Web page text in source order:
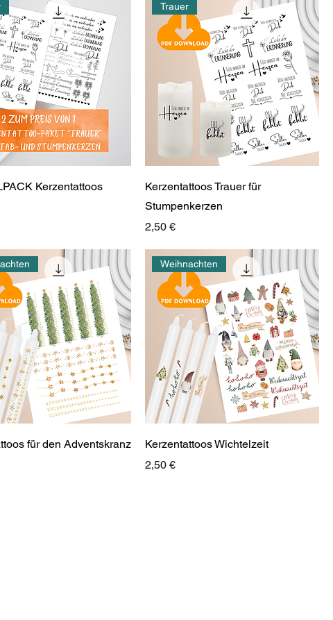
Kerzentattoos
Trauer
Kerzentattoos Trauer für
Stumpenkerzen
Preis
2,50 €
für den Adventskranz
Weihnachten
Kerzentattoos Wichtelzeit
Preis
2,50 €